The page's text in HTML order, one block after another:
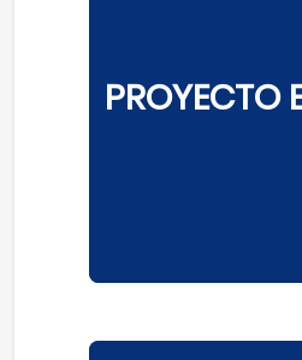
PROYECTO